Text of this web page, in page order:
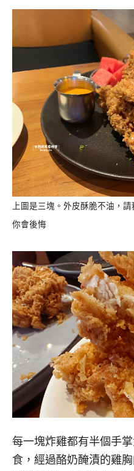
上圖是三塊。外皮酥脆不油，
你會後悔
每一塊炸雞都有半個手
食，經過酪奶醃漬的雞